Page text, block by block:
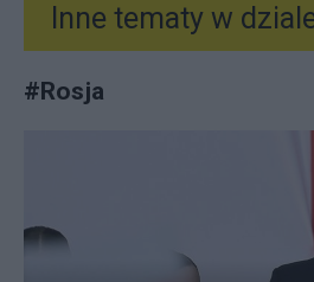
Inne tematy w
#Rosja